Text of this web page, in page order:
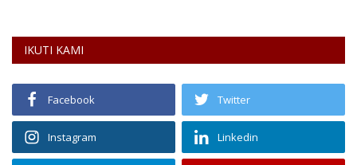
IKUTI KAMI
Facebook Twitter
Instagram Linkedin